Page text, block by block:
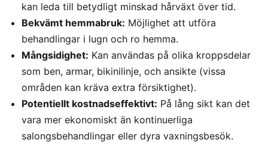
kan leda till betydligt minskad hårväxt över tid.
Bekvämt hemmabruk: Möjlighet att utföra
behandlingar i lugn och ro hemma.
Mångsidighet: Kan användas på olika kroppsdelar
som ben, armar, bikinilinje, och ansikte (vissa
områden kan kräva extra försiktighet).
Potentiellt kostnadseffektivt: På lång sikt kan det
vara mer ekonomiskt än kontinuerliga
salongsbehandlingar eller dyra vaxningsbesök.